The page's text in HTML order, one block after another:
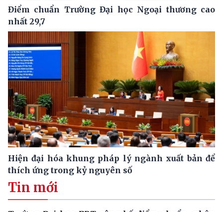
Điểm chuẩn Trường Đại học Ngoại thương cao
nhất 29,7
Hiện đại hóa khung pháp lý ngành xuất bản để
thích ứng trong kỷ nguyên số
Tin mới